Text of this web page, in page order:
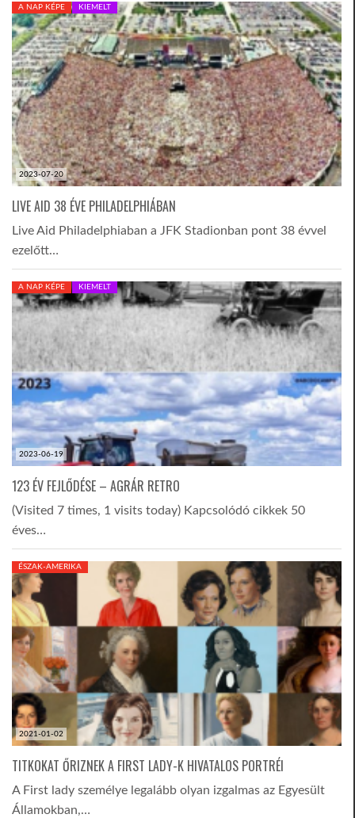
2023-07-20
A NAP KÉPE KIEMELT
LIVE AID 38 ÉVE PHILADELPHIÁBAN
Live Aid Philadelphiaban a JFK Stadionban pont 38 évvel
ezelőtt…
2023-06-19
A NAP KÉPE KIEMELT
123 ÉV FEJLŐDÉSE – AGRÁR RETRO
(Visited 7 times, 1 visits today) Kapcsolódó cikkek 50
éves…
2021-01-02
ÉSZAK-AMERIKA
TITKOKAT ŐRIZNEK A FIRST LADY-K HIVATALOS PORTRÉI
A First lady személye legalább olyan izgalmas az Egyesült
Államokban,…